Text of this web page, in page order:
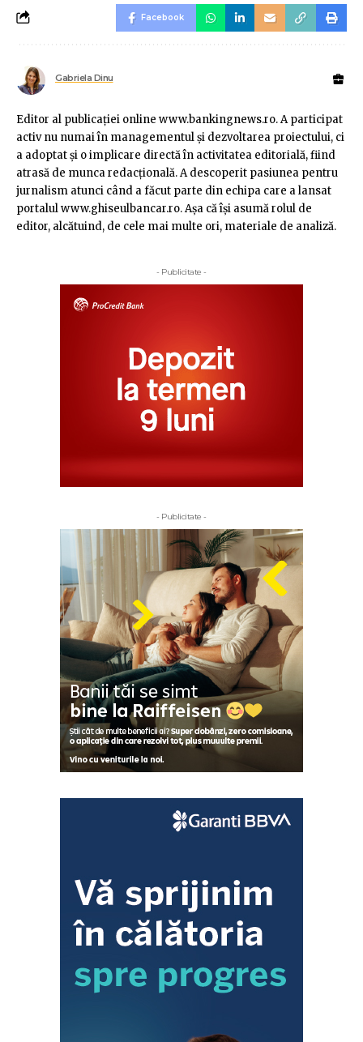
Facebook
Gabriela Dinu
Editor al publicaţiei online www.bankingnews.ro. A participat
activ nu numai în managementul şi dezvoltarea proiectului, ci
a adoptat şi o implicare directă în activitatea editorială, fiind
atrasă de munca redacţională. A descoperit pasiunea pentru
jurnalism atunci când a făcut parte din echipa care a lansat
portalul www.ghiseulbancar.ro. Așa că îşi asumă rolul de
editor, alcătuind, de cele mai multe ori, materiale de analiză.
- Publicitate -
- Publicitate -